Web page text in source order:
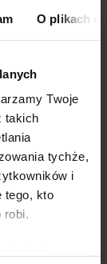
O plikach
Twoje
takich
tychże,
i
tego, kto
robi.